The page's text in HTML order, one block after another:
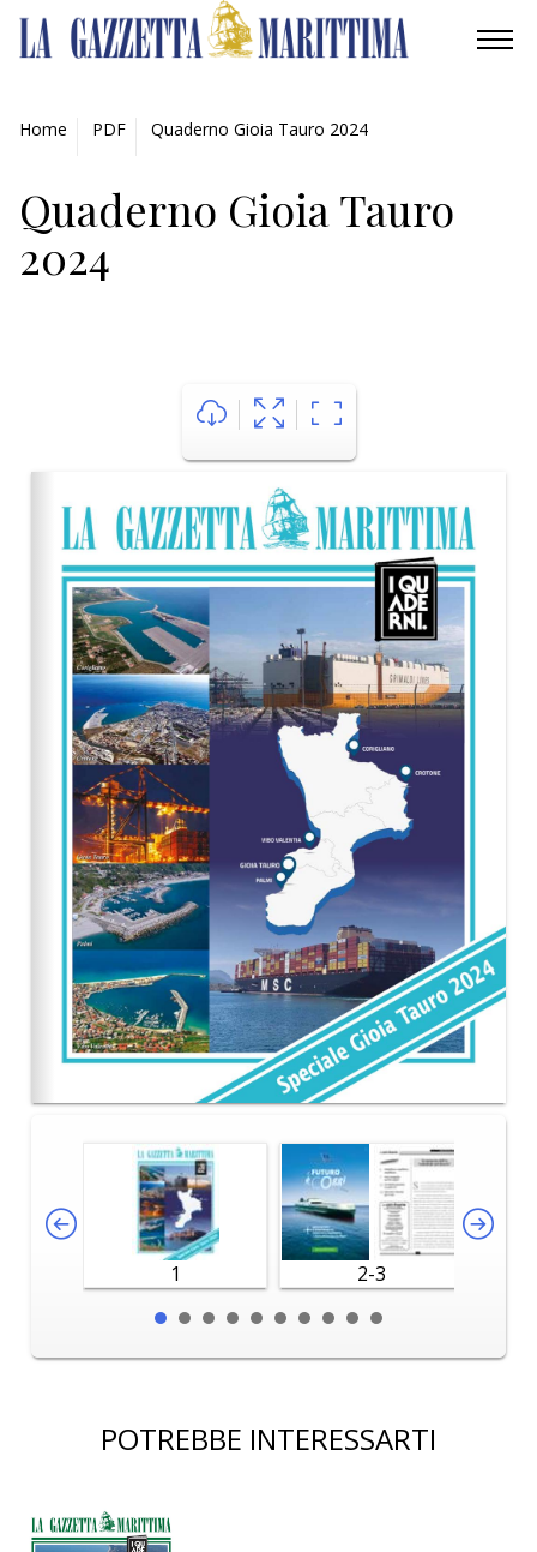
INDUSTRIA
RICERCA
NAUTICA
EDITORIALI
Home PDF Quaderno Gioia Tauro 2024
Quaderno Gioia Tauro
2024
1 2-3
POTREBBE INTERESSARTI